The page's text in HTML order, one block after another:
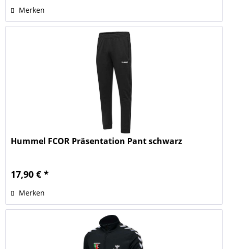
Merken
Hummel FCOR Präsentation Pant schwarz
17,90 € *
Merken